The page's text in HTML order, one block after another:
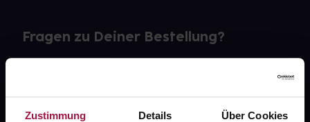
Zustimmung Details Über Cookies
Fragen zu Deiner Bestellung?